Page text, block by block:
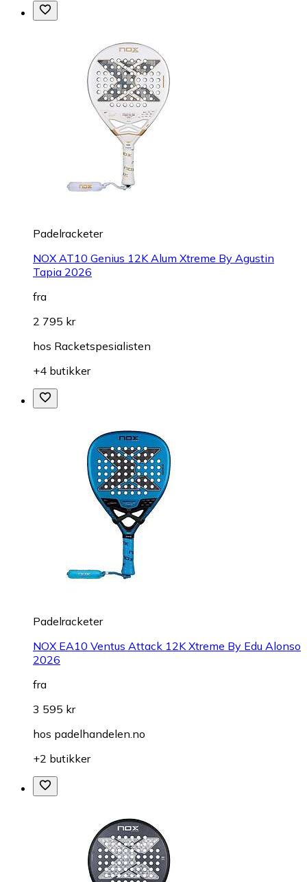
Padelracketer
NOX AT10 Genius 12K Alum Xtreme By Agustin
Tapia 2026
fra
2 795 kr
hos Racketspesialisten
+4 butikker
Padelracketer
NOX EA10 Ventus Attack 12K Xtreme By Edu Alonso
2026
fra
3 595 kr
hos padelhandelen.no
+2 butikker